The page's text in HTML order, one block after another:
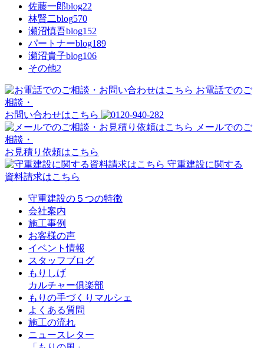
佐藤一郎blog22
林賢二blog570
瀬沼慎吾blog152
パートナーblog189
瀬沼貴子blog106
その他2
お電話でのご
相談・
お問い合わせはこちら
メールでのご
相談・
お見積り依頼はこちら
守重建設に関する
資料請求はこちら
守重建設の５つの特徴
会社案内
施工事例
お客様の声
イベント情報
スタッフブログ
もりしげ
カルチャー俱楽部
もりの手づくりマルシェ
よくある質問
施工の流れ
ニュースレター